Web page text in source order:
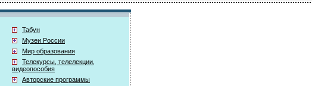
Табун
Музеи России
Мир образования
Телекурсы, телелекции,
видеопособия
Авторские программы